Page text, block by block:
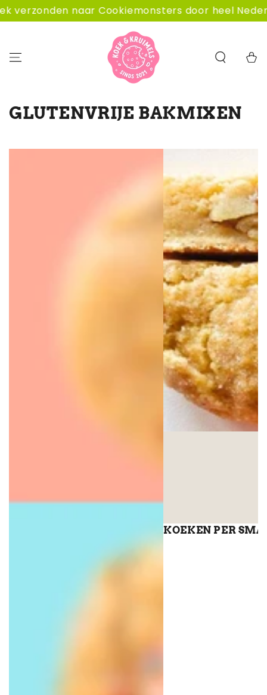
GA NAAR
CONTENT
naar Cookiemonsters door heel Nederland.
COLLECTIE:
GLUTENVRIJE BAKMIXEN
KOEKEN PER